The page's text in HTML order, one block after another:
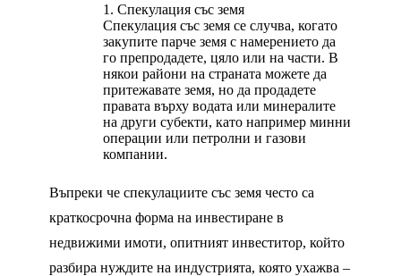
Спекулация със земя
Спекулация със земя се случва, когато
закупите парче земя с намерението да
го препродадете, цяло или на части. В
някои райони на страната можете да
притежавате земя, но да продадете
правата върху водата или минералите
на други субекти, като например минни
операции или петролни и газови
компании.
Въпреки че спекулациите със земя често са
краткосрочна форма на инвестиране в
недвижими имоти, опитният инвеститор, който
разбира нуждите на индустрията, която ухажва –